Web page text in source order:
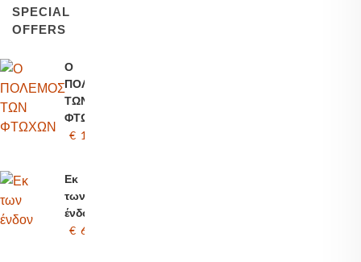
SPECIAL
OFFERS
Ο
ΠΟΛΕΜΟΣ
ΤΩΝ
ΦΤΩΧΩΝ
€ 12.00
Εκ
των
ένδον
€ 6.00